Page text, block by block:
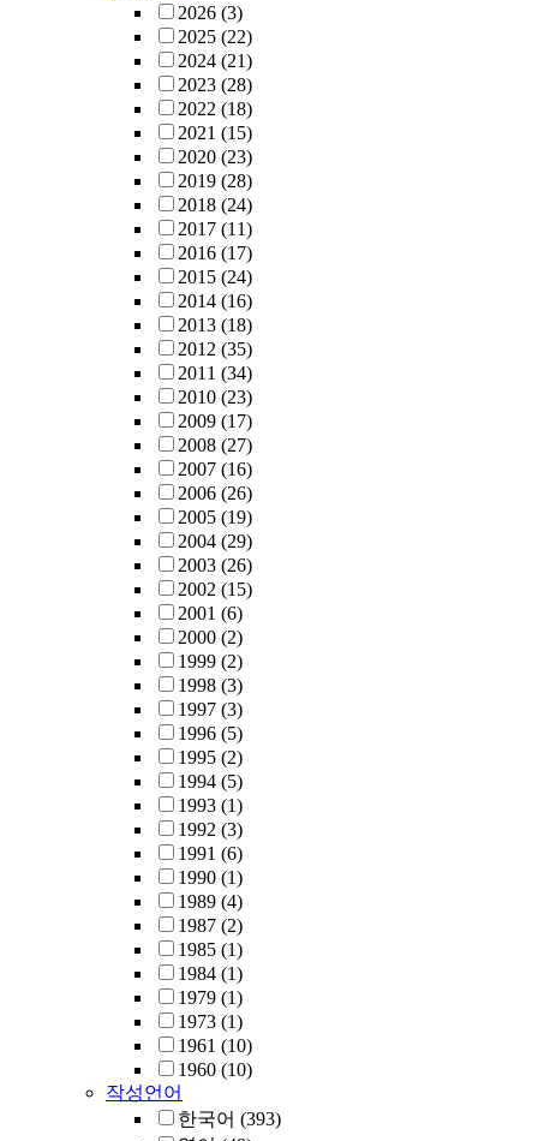
2026 (3)
2025 (22)
2024 (21)
2023 (28)
2022 (18)
2021 (15)
2020 (23)
2019 (28)
2018 (24)
2017 (11)
2016 (17)
2015 (24)
2014 (16)
2013 (18)
2012 (35)
2011 (34)
2010 (23)
2009 (17)
2008 (27)
2007 (16)
2006 (26)
2005 (19)
2004 (29)
2003 (26)
2002 (15)
2001 (6)
2000 (2)
1999 (2)
1998 (3)
1997 (3)
1996 (5)
1995 (2)
1994 (5)
1993 (1)
1992 (3)
1991 (6)
1990 (1)
1989 (4)
1987 (2)
1985 (1)
1984 (1)
1979 (1)
1973 (1)
1961 (10)
1960 (10)
작성언어
한국어 (393)